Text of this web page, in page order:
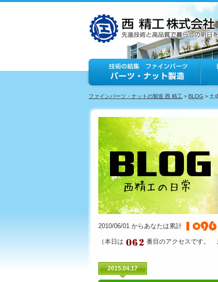
ファインパーツ・ナットの製造 西 精工 > BLOG > 土
2010/06/01 からあなたは累計
（本日は 番目のアクセスです。
2015.04.17